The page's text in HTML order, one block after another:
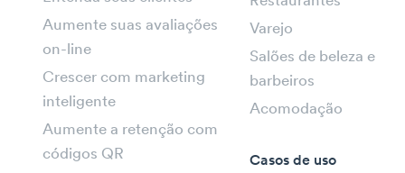
Aumente suas avaliações
on-line
Crescer com marketing
inteligente
Aumente a retenção com
códigos QR
Varejo
Salões de beleza e
barbeiros
Acomodação
Casos de uso